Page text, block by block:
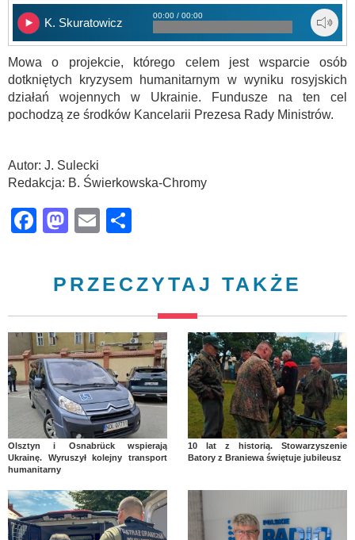
K. Skuratowicz
00:00 / 00:00
Mowa o projekcie, którego celem jest wsparcie osób
dotkniętych kryzysem humanitarnym w wyniku rosyjskich
działań wojennych w Ukrainie. Fundusze na ten cel
pochodzą ze środków Kancelarii Prezesa Rady Ministrów.
Autor: J. Sulecki
Redakcja: B. Świerkowska-Chromy
Facebook
Mastodon
Email
PRZECZYTAJ TAKŻE
Olsztyn i Osnabrück wspierają
Ukrainę. Wyruszył kolejny transport
humanitarny
10 lat z historią. Stowarzyszenie
Batory z Braniewa świętuje jubileusz